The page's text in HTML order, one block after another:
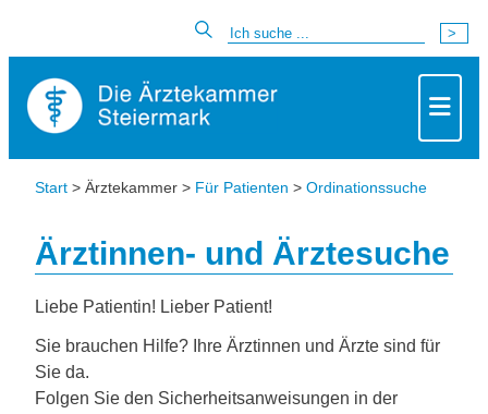
Start > Ärztekammer > Für Patienten > Ordinationssuche
Ärztinnen- und Ärztesuche
Liebe Patientin! Lieber Patient!
Sie brauchen Hilfe? Ihre Ärztinnen und Ärzte sind für
Sie da.
Folgen Sie den Sicherheitsanweisungen in der